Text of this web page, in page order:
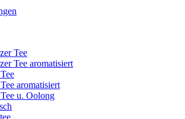
Tee
Tee aromatisiert
aromatisiert
u. Oolong